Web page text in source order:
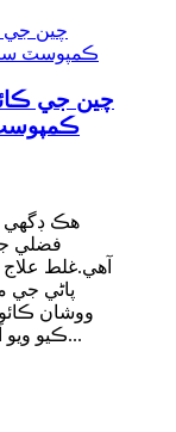
هڪ ڊگهي
فضلي
آهي.غلط علاج
پاڻي جي
ووشان
ڪيو ويو آهي، جانورن ۽ پولٽرين جو فضول...